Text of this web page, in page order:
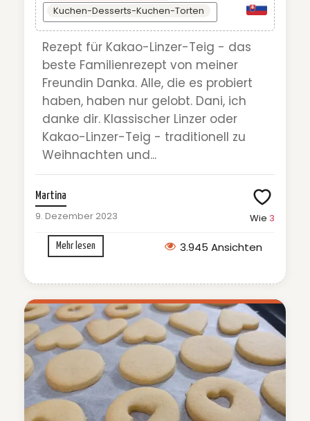
Kuchen-Desserts-Kuchen-Torten
Rezept für Kakao-Linzer-Teig - das
beste Familienrezept von meiner
Freundin Danka. Alle, die es probiert
haben, haben nur gelobt. Dani, ich
danke dir. Klassischer Linzer oder
Kakao-Linzer-Teig - traditionell zu
Weihnachten und...
Martina
9. Dezember 2023 Wie 3
Mehr lesen 3.945 Ansichten